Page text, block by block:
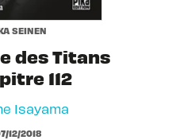
SEINEN
des Titans
112
Isayama
12/2018